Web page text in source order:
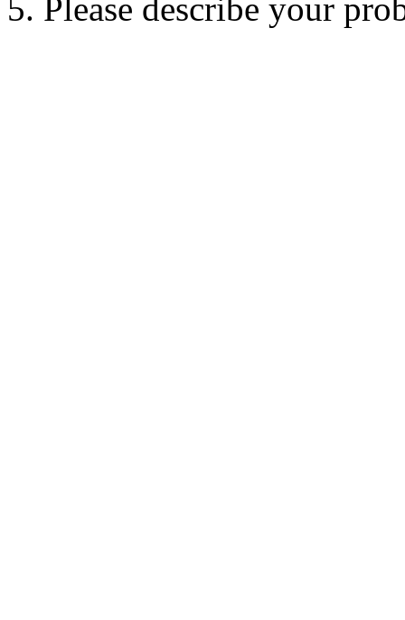
5. Please describe your